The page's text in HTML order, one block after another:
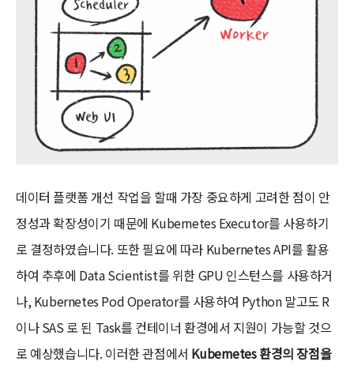
데이터 플랫폼 개선 작업을 할때 가장 중요하게 고려한 점이 안
정성과 확장성이기 때문에 Kubernetes Executor를 사용하기
로 결정하였습니다. 또한 필요에 따라 Kubernetes API를 활용
하여 추후에 Data Scientist를 위한 GPU 인스턴스를 사용하거
나, Kubernetes Pod Operator를 사용하여 Python 말고도 R
이나 SAS 로 된 Task를 컨테이너 환경에서 지원이 가능할 것으
로 예상했습니다. 이러한 관점에서 Kubernetes 환경의 장점을